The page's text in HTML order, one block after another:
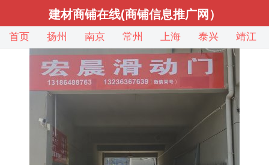
建材商铺在线(商铺信息推广网）
首页 扬州 南京 常州 上海 泰兴 靖江